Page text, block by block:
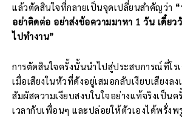
แล้วตัดสินใจที่กลายเป็นจุดเปลี่ยนสำคัญว่า
อย่าติดต่อ อย่าส่งข้อความมาหา 1 วัน เดี๋ย
ไปทำงาน”
การตัดสินใจครั้งนั้นนำไปสู่ประสบการณ์ที่โร
เมื่อเสียงในหัวที่ดังอยู่เสมอกลับเงียบเสียงล
สัมผัสความเงียบสงบในใจอย่างแท้จริงเป็นค
เวลากับเพื่อนๆ และปล่อยให้ตัวเองได้พรั่ง